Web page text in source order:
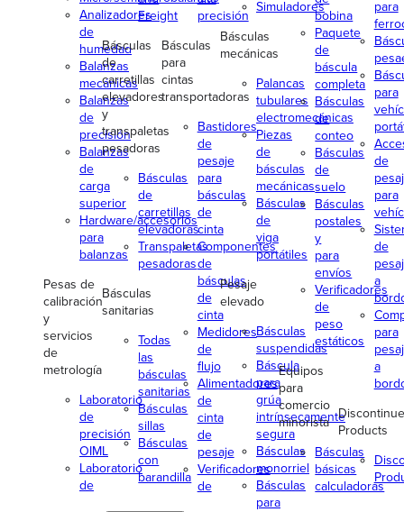
Analizadores
de
humedad
Balanzas
mecánicas
Balanzas
de
precisión
Balanzas
de
carga
superior
Hardware/accesorios
para
balanzas
Pesas de
calibración
y
servicios
de
metrología
Laboratorio
de
precisión
OIML
Laboratorio
de
Freight
Básculas
de
carretillas
elevadores
y
transpaletas
pesadoras
Básculas
de
carretillas
elevadoras
Transpaletas
pesadoras
Básculas
sanitarias
Todas
las
básculas
sanitarias
Básculas
sillas
Básculas
con
barandilla
precisión
Básculas
para
cintas
transportadoras
Bastidores
de
pesaje
para
básculas
de
cinta
Componentes
de
básculas
de
cinta
Medidores
de
flujo
Alimentadores
de
cinta
de
pesaje
Verificadores
de
Simuladores
Básculas
mecánicas
Palancas
tubulares
electromecánicas
Piezas
de
básculas
mecánicas
Básculas
de
viga
portátiles
Pesaje
elevado
Básculas
suspendidas
Báscula
para
grúa
intrínsecamente
segura
Básculas
monorriel
Básculas
para
bobina
Paquete
de
báscula
completa
Básculas
de
conteo
Básculas
de
suelo
Básculas
postales
y
para
envíos
Verificadores
de
peso
estáticos
Equipos
para
comercio
minorista
Básculas
básicas
calculadoras
para
para
de
para
de
a
para
a
Products